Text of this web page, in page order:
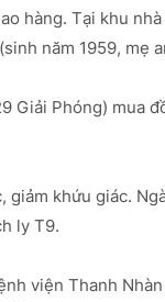
hàng. Tại khu
năm 1959, mẹ
Giải Phóng) mua
khứu giác.
ly T9.
viện Thanh